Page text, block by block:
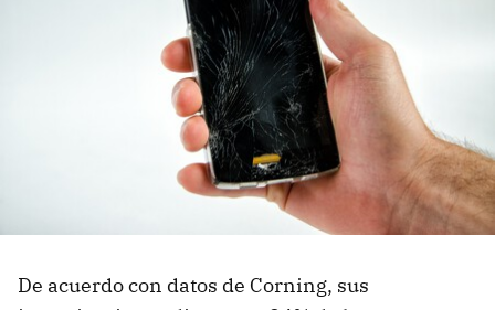
De acuerdo con datos de Corning, sus